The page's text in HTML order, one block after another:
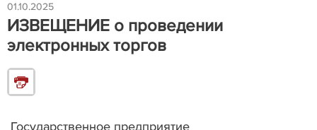
01.10.2025
ИЗВЕЩЕНИЕ о проведении
электронных торгов
Государственное предприятие